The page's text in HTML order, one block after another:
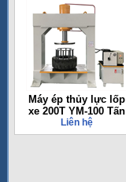
Máy ép thủy lực lốp
xe 200T YM-100 Tấn
Liên hệ